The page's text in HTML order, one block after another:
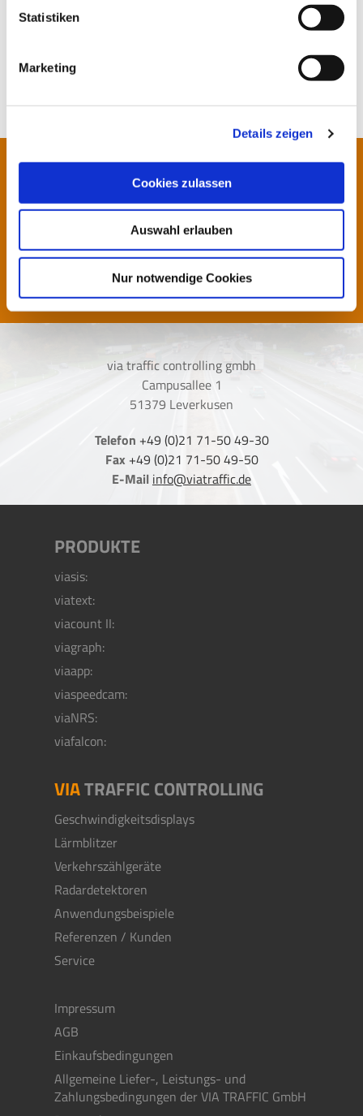
Statistiken
Marketing
Details zeigen
Cookies zulassen
Auswahl erlauben
Nur notwendige Cookies
Sie haben noch eine Frage?
SCHREIBEN SIE UNS
via traffic controlling gmbh
Campusallee 1
51379 Leverkusen
Telefon +49 (0)21 71-50 49-30
Fax +49 (0)21 71-50 49-50
E-Mail info@viatraffic.de
PRODUKTE
viasis:
viatext:
viacount II:
viagraph:
viaapp:
viaspeedcam:
viaNRS:
viafalcon:
VIATRAFFIC CONTROLLING
Geschwindigkeitsdisplays
Lärmblitzer
Verkehrszählgeräte
Radardetektoren
Anwendungsbeispiele
Referenzen / Kunden
Service
Impressum
AGB
Einkaufsbedingungen
Allgemeine Liefer-, Leistungs- und
Zahlungsbedingungen der VIA TRAFFIC GmbH